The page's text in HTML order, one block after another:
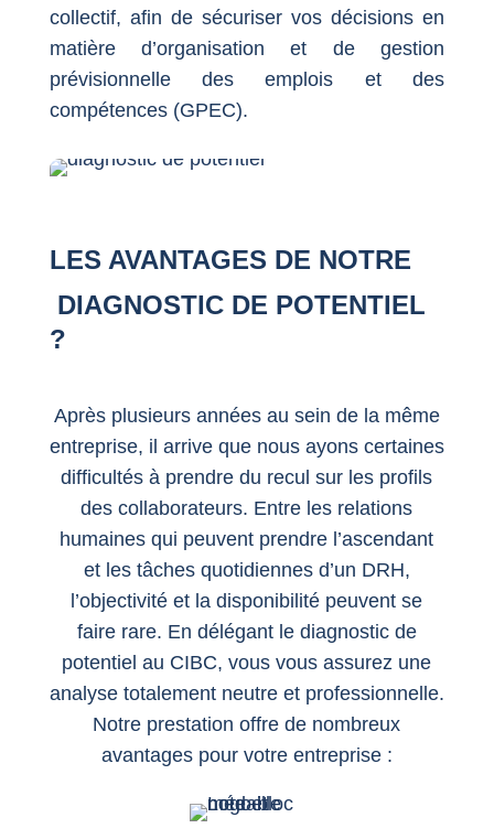
collectif, afin de sécuriser vos décisions en
matière d’organisation et de gestion
prévisionnelle des emplois et des
compétences (GPEC).
LES AVANTAGES DE NOTRE
DIAGNOSTIC DE POTENTIEL
?
Après plusieurs années au sein de la même
entreprise, il arrive que nous ayons certaines
difficultés à prendre du recul sur les profils
des collaborateurs. Entre les relations
humaines qui peuvent prendre l’ascendant
et les tâches quotidiennes d’un DRH,
l’objectivité et la disponibilité peuvent se
faire rare. En délégant le diagnostic de
potentiel au CIBC, vous vous assurez une
analyse totalement neutre et professionnelle.
Notre prestation offre de nombreux
avantages pour votre entreprise :